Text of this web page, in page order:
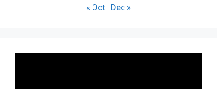
« Oct Dec »